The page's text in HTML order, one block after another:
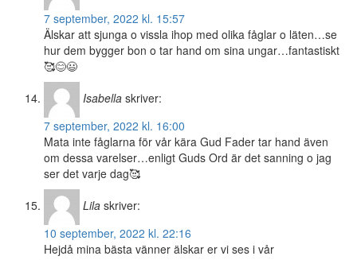
7 september, 2022 kl. 15:57
Älskar att sjunga o vissla ihop med olika fåglar o läten…se
hur dem bygger bon o tar hand om sina ungar…fantastiskt
🥰😊😃
Isabella skriver:
7 september, 2022 kl. 16:00
Mata inte fåglarna för vår kära Gud Fader tar hand även
om dessa varelser…enligt Guds Ord är det sanning o jag
ser det varje dag🥰
Lila skriver:
10 september, 2022 kl. 22:16
Hejdå mina bästa vänner älskar er vi ses i vår